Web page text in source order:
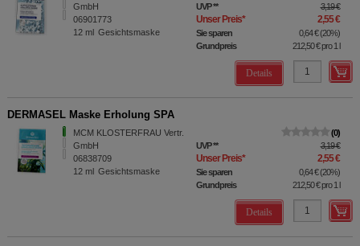
GmbH
06901773
12 ml Gesichtsmaske
UVP** 3,19 €
Unser Preis* 2,55 €
Sie sparen 0,64 €(20%)
Grundpreis
212,50 €pro 1 l
Details
DERMASEL Maske Erholung SPA
MCM KLOSTERFRAU Vertr.
GmbH
06838709
12 ml Gesichtsmaske
0
UVP** 3,19 €
Unser Preis* 2,55 €
Sie sparen 0,64 €(20%)
Grundpreis
212,50 €pro 1 l
Details